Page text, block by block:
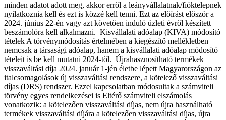
minden adatot adott meg, akkor erről a leányvállalatnak/fióktelepnek
nyilatkoznia kell és ezt is közzé kell tenni. Ezt az előírást először a
2024. június 22-én vagy azt követően induló üzleti évről készített
beszámolóra kell alkalmazni. Kisvállalati adóalap (KIVA) módosító
tételek A törvénymódosítás értelmében a kiegészítő mellékletben
nemcsak a társasági adóalap, hanem a kisvállalati adóalap módosító
tételeit is be kell mutatni 2024-től. Újrahasznosítható termékek
visszaváltási díja 2024. január 1-jén életbe lépett Magyarországon az
italcsomagolások új visszaváltási rendszere, a kötelező visszaváltási
díjas (DRS) rendszer. Ezzel kapcsolatban módosultak a számviteli
törvény egyes rendelkezései is Eltérő számviteli elszámolás
vonatkozik: a kötelezően visszaváltási díjas, nem újra használható
termékek visszaváltási díjára a kötelezően visszaváltási díjas, újra